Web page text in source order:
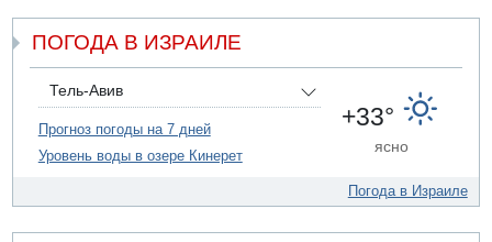
09.08.2026 20:04
Сын экс-депутата от партии ШАС арестован за
09.08.2026 19:36
16-летний подросток разбился насмерть при падении
со скалы в районе пещеры Кешет
16-летний подросток упал со скалы в районе пещеры
ПОГОДА В ИЗРАИЛЕ
Тель-Авив
Прогноз погоды на 7 дней
Уровень воды в озере Кинерет
+33°
ясно
Погода в Израиле